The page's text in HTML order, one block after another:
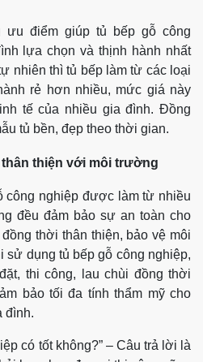
ưu điểm giúp tủ bếp gỗ công
lựa chọn và thịnh hành nhất
nhiên thì tủ bếp làm từ các loại
rẻ hơn nhiều, mức giá này
tế của nhiều gia đình. Đồng
tủ bền, đẹp theo thời gian.
thiện với môi trường
công nghiệp được làm từ nhiều
đều đảm bảo sự an toàn cho
thời thân thiện, bảo vệ môi
sử dụng tủ bếp gỗ công nghiệp,
thi công, lau chùi đồng thời
bảo tối đa tính thẩm mỹ cho
đình.
có tốt không?” – Câu trả lời là